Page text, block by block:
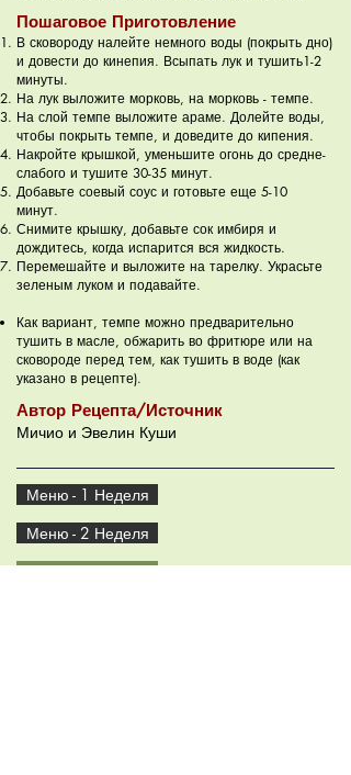
Пошаговое Приготовление
В сковороду налейте немного воды (покрыть дно)
и довести до кинепия. Всыпать лук и тушить1-2
минуты.
На лук выложите морковь, на морковь - темпе.
На слой темпе выложите араме. Долейте воды,
чтобы покрыть темпе, и доведите до кипения.
Накройте крышкой, уменьшите огонь до средне-
слабого и тушите 30-35 минут.
Добавьте соевый соус и готовьте еще 5-10
минут.
Снимите крышку, добавьте сок имбиря и
дождитесь, когда испарится вся жидкость.
Перемешайте и выложите на тарелку. Украсьте
зеленым луком и подавайте.
Как вариант, темпе можно предварительно
тушить в масле, обжарить во фритюре или на
сковороде перед тем, как тушить в воде (как
указано в рецепте).
Автор Рецепта/Источник
Мичио и Эвелин Куши
Меню - 1 Неделя
Меню - 2 Неделя
Рецепты